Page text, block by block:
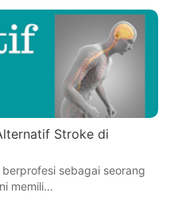
Stroke di
sebagai seorang
memili…